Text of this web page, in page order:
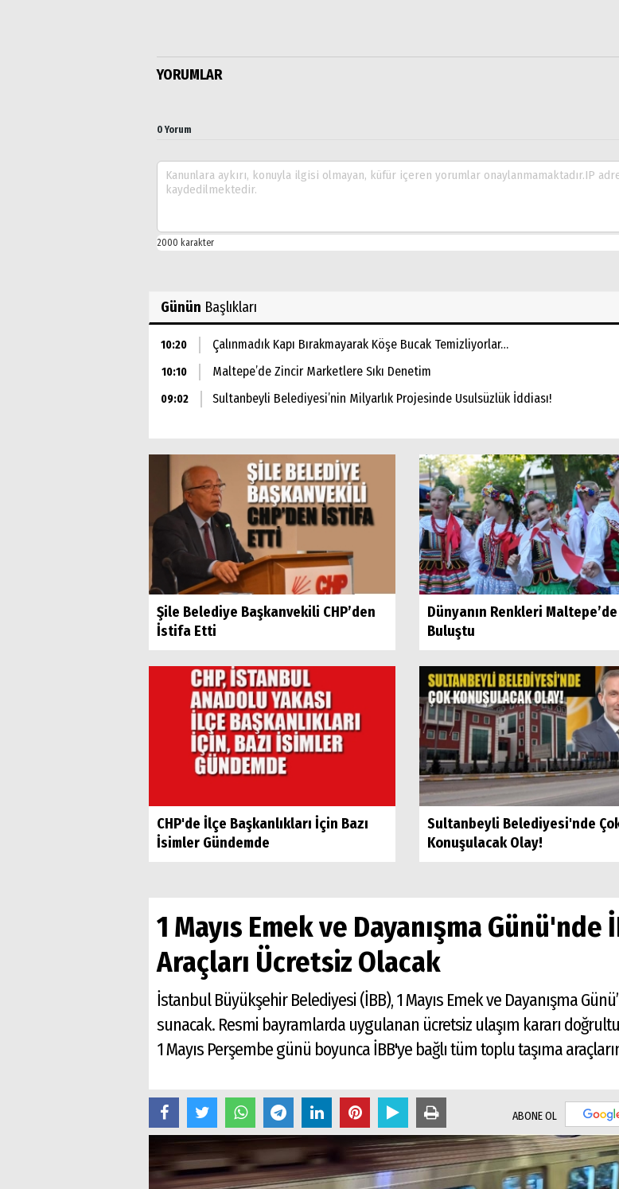
YORUMLAR
0 Yorum
Günün Başlıkları
10:20 Çalınmadık Kapı Bırakmayarak Köşe Bucak Temizliyorlar…
10:10 Maltepe’de Zincir Marketlere Sıkı Denetim
09:02 Sultanbeyli Belediyesi’nin Milyarlık Projesinde Usulsüzlük İddiası!
Şile Belediye Başkanvekili CHP’den
İstifa Etti
Dünyanın Renkleri Maltepe’de
Buluştu
CHP'de İlçe Başkanlıkları İçin Bazı
İsimler Gündemde
Sultanbeyli Belediyesi'nde
Konuşulacak Olay!
1 Mayıs Emek ve Dayanışma
Araçları Ücretsiz Olacak
İstanbul Büyükşehir Belediyesi (İBB), 1 Mayıs Emek ve Dayanışma
sunacak. Resmi bayramlarda uygulanan ücretsiz ulaşım kararı
1 Mayıs Perşembe günü boyunca İBB'ye bağlı tüm toplu taşıma
ABONE OL